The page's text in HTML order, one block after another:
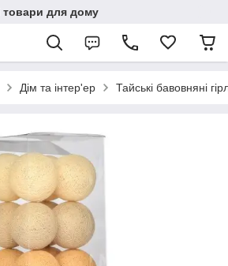
товари для дому
Дім та інтер'ер Тайські бавовняні